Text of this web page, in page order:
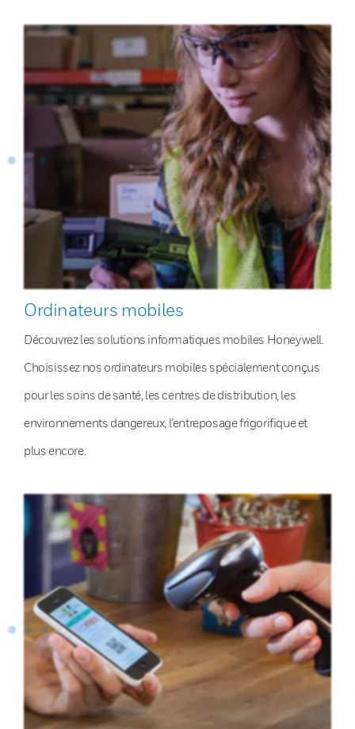
Ordinateurs mobiles
Découvrez les solutions informatiques mobiles Honeywell.
Choisissez nos ordinateurs mobiles spécialement conçus
pour les soins de santé, les centres de distribution, les
environnements dangereux, l’entreposage frigorifique et
plus encore.